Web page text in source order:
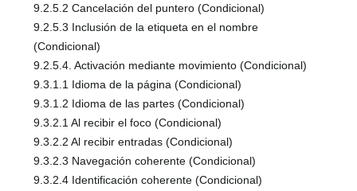
9.2.5.2 Cancelación del puntero (Condicional)
9.2.5.3 Inclusión de la etiqueta en el nombre
(Condicional)
9.2.5.4. Activación mediante movimiento (Condicional)
9.3.1.1 Idioma de la página (Condicional)
9.3.1.2 Idioma de las partes (Condicional)
9.3.2.1 Al recibir el foco (Condicional)
9.3.2.2 Al recibir entradas (Condicional)
9.3.2.3 Navegación coherente (Condicional)
9.3.2.4 Identificación coherente (Condicional)